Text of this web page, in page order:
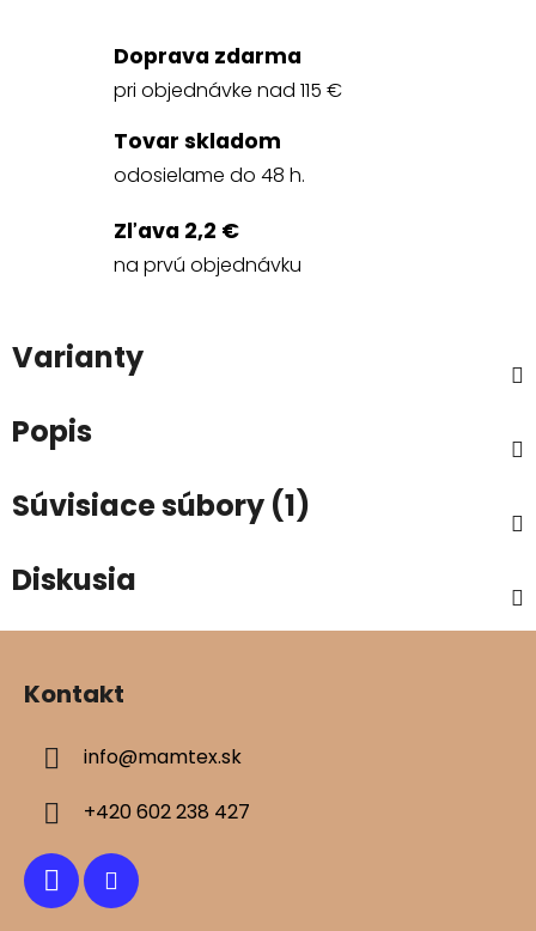
Doprava zdarma
pri objednávke nad 115 €
Tovar skladom
odosielame do 48 h.
Zľava 2,2 €
na prvú objednávku
Varianty
Popis
Súvisiace súbory (1)
Diskusia
Kontakt
info@mamtex.sk
+420 602 238 427